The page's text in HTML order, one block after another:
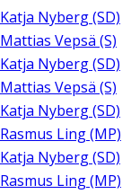
Katja Nyberg (SD)
Mattias Vepsä (S)
Katja Nyberg (SD)
Mattias Vepsä (S)
Katja Nyberg (SD)
Rasmus Ling (MP)
Katja Nyberg (SD)
Rasmus Ling (MP)